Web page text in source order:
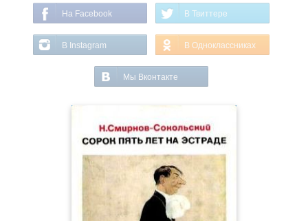
На Facebook В Твиттере
В Instagram В Одноклассниках
Мы Вконтакте